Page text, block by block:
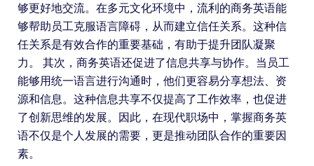
够更好地交流。在多元文化环境中，流利的商务英语能
够帮助员工克服语言障碍，从而建立信任关系。这种信
任关系是有效合作的重要基础，有助于提升团队凝聚
力。 其次，商务英语还促进了信息共享与协作。当员工
能够用统一语言进行沟通时，他们更容易分享想法、资
源和信息。这种信息共享不仅提高了工作效率，也促进
了创新思维的发展。因此，在现代职场中，掌握商务英
语不仅是个人发展的需要，更是推动团队合作的重要因
素。